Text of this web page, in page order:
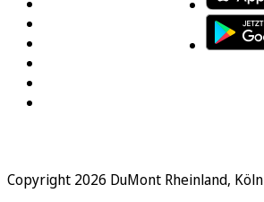
Copyright 2026 DuMont Rheinland, Köln